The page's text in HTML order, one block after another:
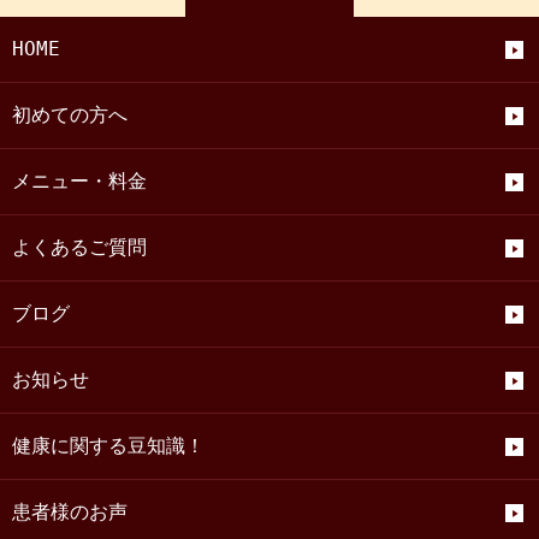
HOME
初めての方へ
メニュー・料金
よくあるご質問
ブログ
お知らせ
健康に関する豆知識！
患者様のお声